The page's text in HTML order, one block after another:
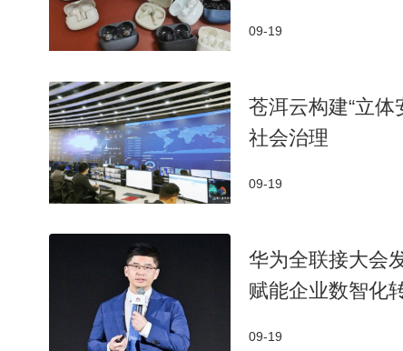
09-19
苍洱云构建“立
社会治理
09-19
华为全联接大会
赋能企业数智化
09-19